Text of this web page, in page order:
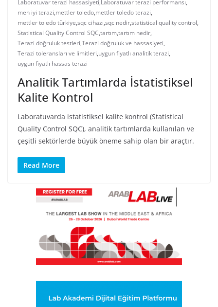
Laboratuvar terazi hassasiyeti,Laboratuvar terazi performansı,
men iyi terazi,mettler toledo,mettler toledo terazi,
mettler toledo türkiye,sqc cihazı,sqc nedir,statistical quality control,
Statistical Quality Control SQC,tartım,tartım nedir,
Terazi doğruluk testleri,Terazi doğruluk ve hassasiyeti,
Terazi toleransları ve limitleri,uygun fiyatlı analitik terazi,
uygun fiyatlı hassas terazi
Analitik Tartımlarda İstatistiksel
Kalite Kontrol
Laboratuvarda istatistiksel kalite kontrol (Statistical
Quality Control SQC), analitik tartımlarda kullanılan ve
çeşitli sektörlerde büyük öneme sahip olan bir araçtır.
Read More